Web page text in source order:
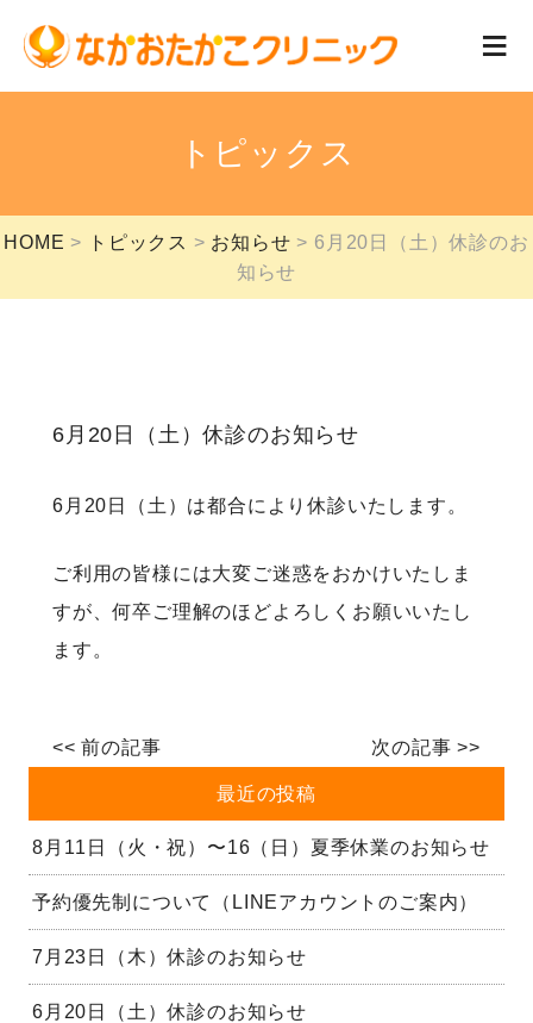
トピックス
HOME トピックス お知らせ
6月20日（土）休診のお
知らせ
6月20日（土）休診のお知らせ
6月20日（土）は都合により休診いたします。
ご利用の皆様には大変ご迷惑をおかけいたしま
すが、何卒ご理解のほどよろしくお願いいたし
ます。
<<前の記事 次の記事 >>
最近の投稿
8月11日（火・祝）〜16（日）夏季休業のお知らせ
予約優先制について（LINEアカウントのご案内）
7月23日（木）休診のお知らせ
6月20日（土）休診のお知らせ